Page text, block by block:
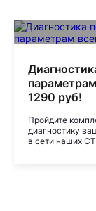
1290 руб!
Пройдите
диагностику
в сети наших